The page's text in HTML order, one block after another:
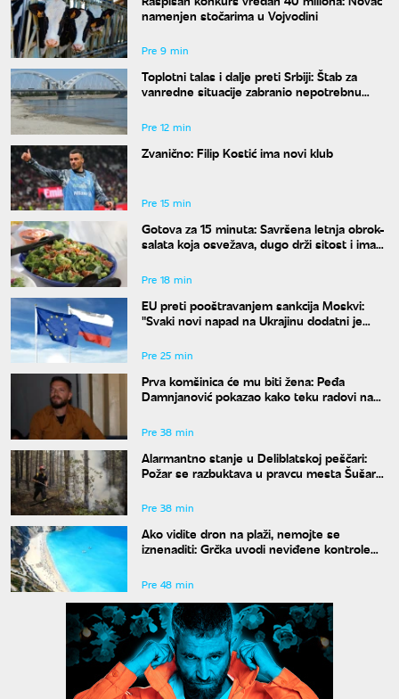
namenjen stočarima u Vojvodini
Pre 9 min
Toplotni talas i dalje preti Srbiji: Štab za
vanredne situacije zabranio nepotrebnu
Pre 12 min
Zvanično: Filip Kostić ima novi klub
Pre 15 min
Gotova za 15 minuta: Savršena letnja obrok-
salata koja osvežava, dugo drži sitost i ima
Pre 18 min
EU preti pooštravanjem sankcija Moskvi:
"Svaki novi napad na Ukrajinu dodatni je
Pre 25 min
Prva komšinica će mu biti žena: Peđa
Damnjanović pokazao kako teku radovi na
suprugom
Pre 38 min
Alarmantno stanje u Deliblatskoj peščari:
Požar se razbuktava u pravcu mesta Šušara,
Pre 38 min
Ako vidite dron na plaži, nemojte se
iznenaditi: Grčka uvodi neviđene kontrole
Pre 48 min